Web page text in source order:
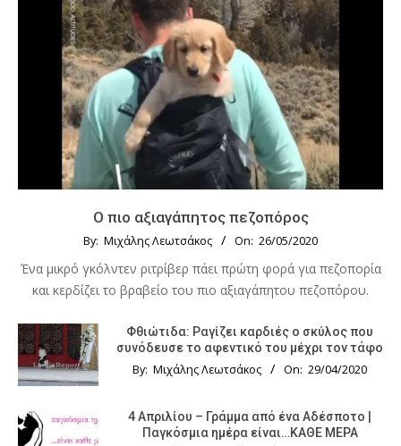
Ο πιο αξιαγάπητος πεζοπόρος
By: Μιχάλης Λεωτσάκος On: 26/05/2020
Ένα μικρό γκόλντεν ριτρίβερ πάει πρώτη φορά για πεζοπορία
και κερδίζει το βραβείο του πιο αξιαγάπητου πεζοπόρου.
Φθιώτιδα: Ραγίζει καρδιές ο σκύλος που
συνόδευσε το αφεντικό του μέχρι τον τάφο
By: Μιχάλης Λεωτσάκος On: 29/04/2020
4 Απριλίου – Γράμμα από ένα Αδέσποτο |
Παγκόσμια ημέρα είναι…ΚΑΘΕ ΜΕΡΑ